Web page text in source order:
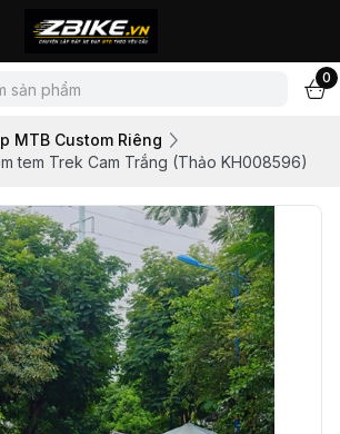
0
MTB Custom Riêng
tem Trek Cam Trắng (Thảo KH008596)